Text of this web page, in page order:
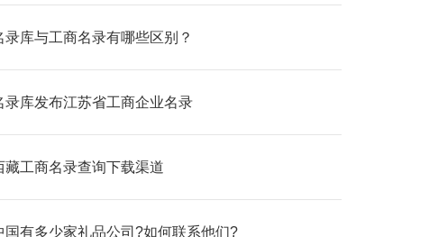
录库与工商名录有哪些区别？
录库发布江苏省工商企业名录
藏工商名录查询下载渠道‌
国有多少家礼品公司?如何联系他们?